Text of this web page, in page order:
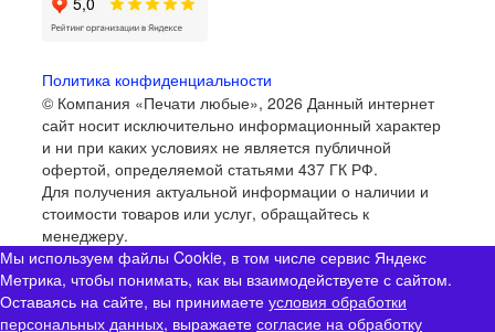
Политика конфиденциальности
© Компания «Печати любые», 2026 Данный интернет
сайт носит исключительно информационный характер
и ни при каких условиях не является публичной
офертой, определяемой статьями 437 ГК РФ.
Для получения актуальной информации о наличии и
стоимости товаров или услуг, обращайтесь к
менеджеру.
Мы используем файлы Cookie, в том числе сервис Яндекс
Метрика, чтобы понимать, как вы взаимодействуете с сайтом.
Оставаясь на сайте, вы принимаете условия обработки
персональных данных, выражаете согласие на обработку